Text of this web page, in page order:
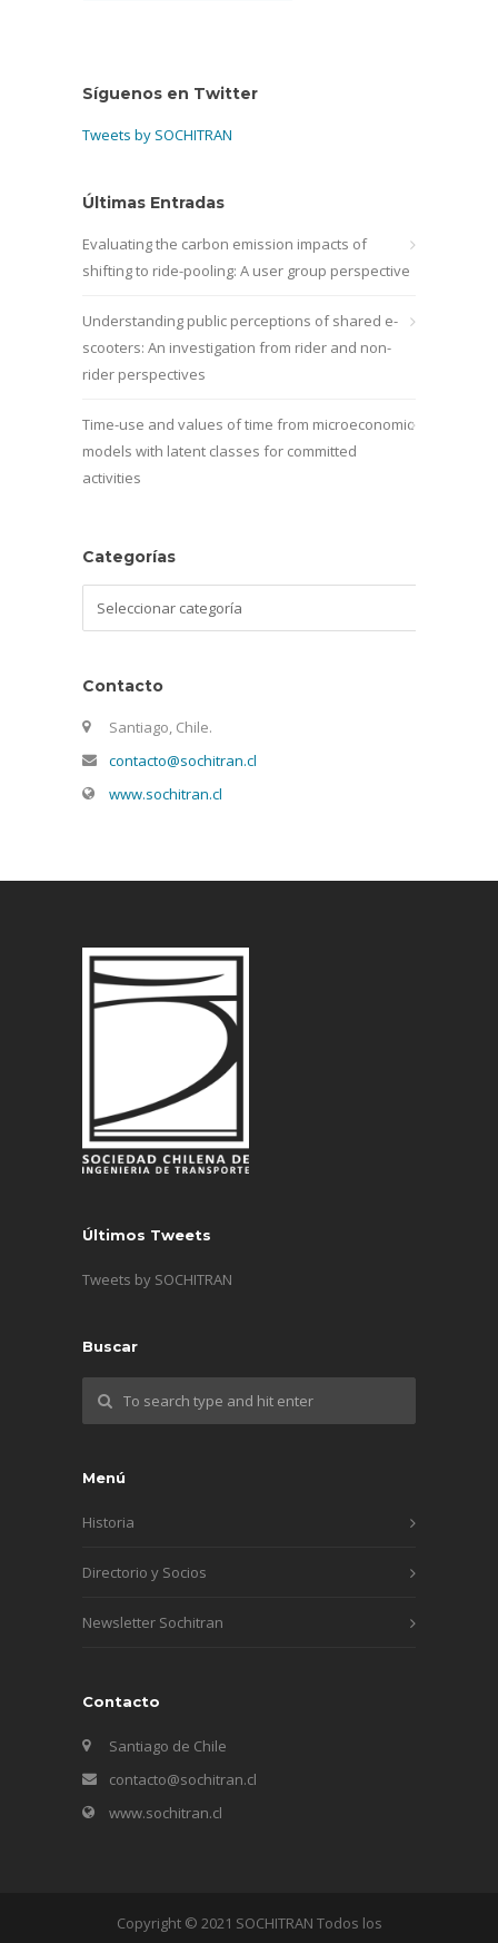
Síguenos en Twitter
Tweets by SOCHITRAN
Últimas Entradas
Evaluating the carbon emission impacts of
shifting to ride-pooling: A user group perspective
Understanding public perceptions of shared e-
scooters: An investigation from rider and non-
rider perspectives
Time-use and values of time from microeconomic
models with latent classes for committed
activities
Categorías
Contacto
Santiago, Chile.
contacto@sochitran.cl
www.sochitran.cl
Últimos Tweets
Tweets by SOCHITRAN
Buscar
Menú
Historia
Directorio y Socios
Newsletter Sochitran
Contacto
Santiago de Chile
contacto@sochitran.cl
www.sochitran.cl
Copyright © 2021 SOCHITRAN Todos los